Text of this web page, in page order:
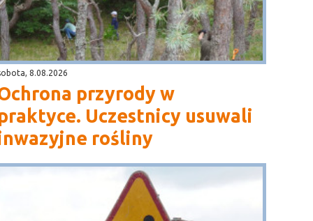
8.08.2026
przyrody w
Uczestnicy usuwali
rośliny